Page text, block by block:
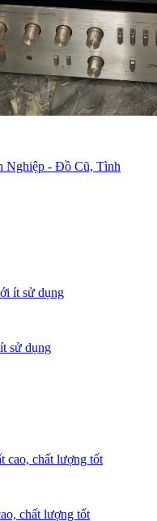
Nghiệp - Đồ Cũ, Tình
sử dụng
chất lượng tốt